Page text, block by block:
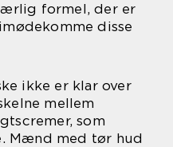
formel, der er
disse
ikke er klar over
mellem
som
Mænd med tør hud